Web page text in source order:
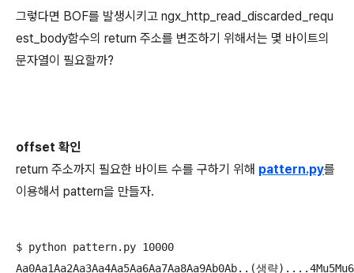
그렇다면 BOF를 발생시키고 ngx_http_read_discarded_requ
est_body함수의 return 주소를 변조하기 위해서는 몇 바이트의
문자열이 필요할까?
offset 확인
return 주소까지 필요한 바이트 수를 구하기 위해 pattern.py를
이용해서 pattern을 만들자.
$ python pattern.py 10000